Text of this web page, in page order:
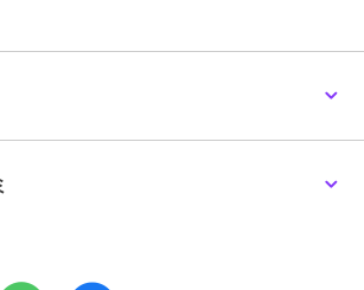
に広がるAラインが女性らしい印象を与え、春
す。
けることで、抜け感のある大人っぽいスタイル